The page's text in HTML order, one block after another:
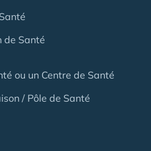
de Santé
ou un Centre de Santé
/ Pôle de Santé